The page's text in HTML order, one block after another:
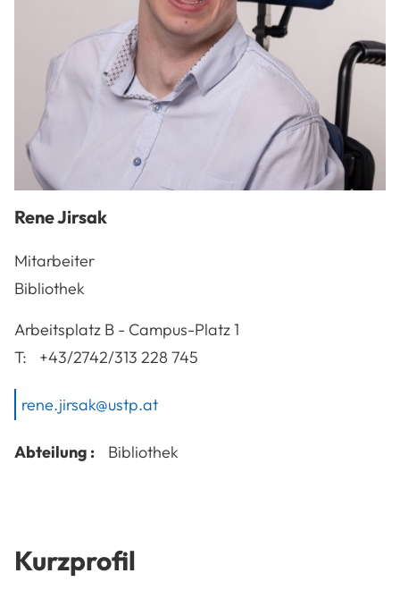
ReneJirsak
Mitarbeiter
Bibliothek
Arbeitsplatz B - Campus-Platz 1
T:
+43/2742/313 228 745
rene.jirsak@ustp.at
Abteilung : Bibliothek
Kurzprofil